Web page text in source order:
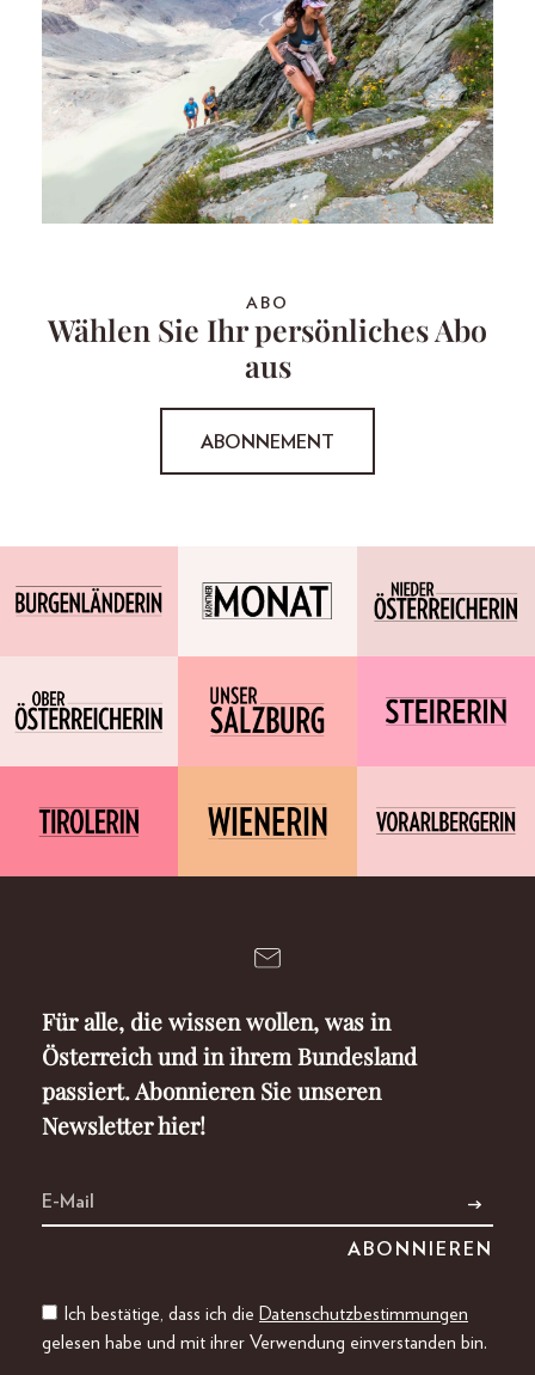
ABO
Wählen Sie Ihr persönliches Abo
aus
ABONNEMENT
Für alle, die wissen wollen, was in
Österreich und in ihrem Bundesland
passiert. Abonnieren Sie unseren
Newsletter hier!
Ich bestätige, dass ich die Datenschutzbestimmungen
gelesen habe und mit ihrer Verwendung einverstanden bin.